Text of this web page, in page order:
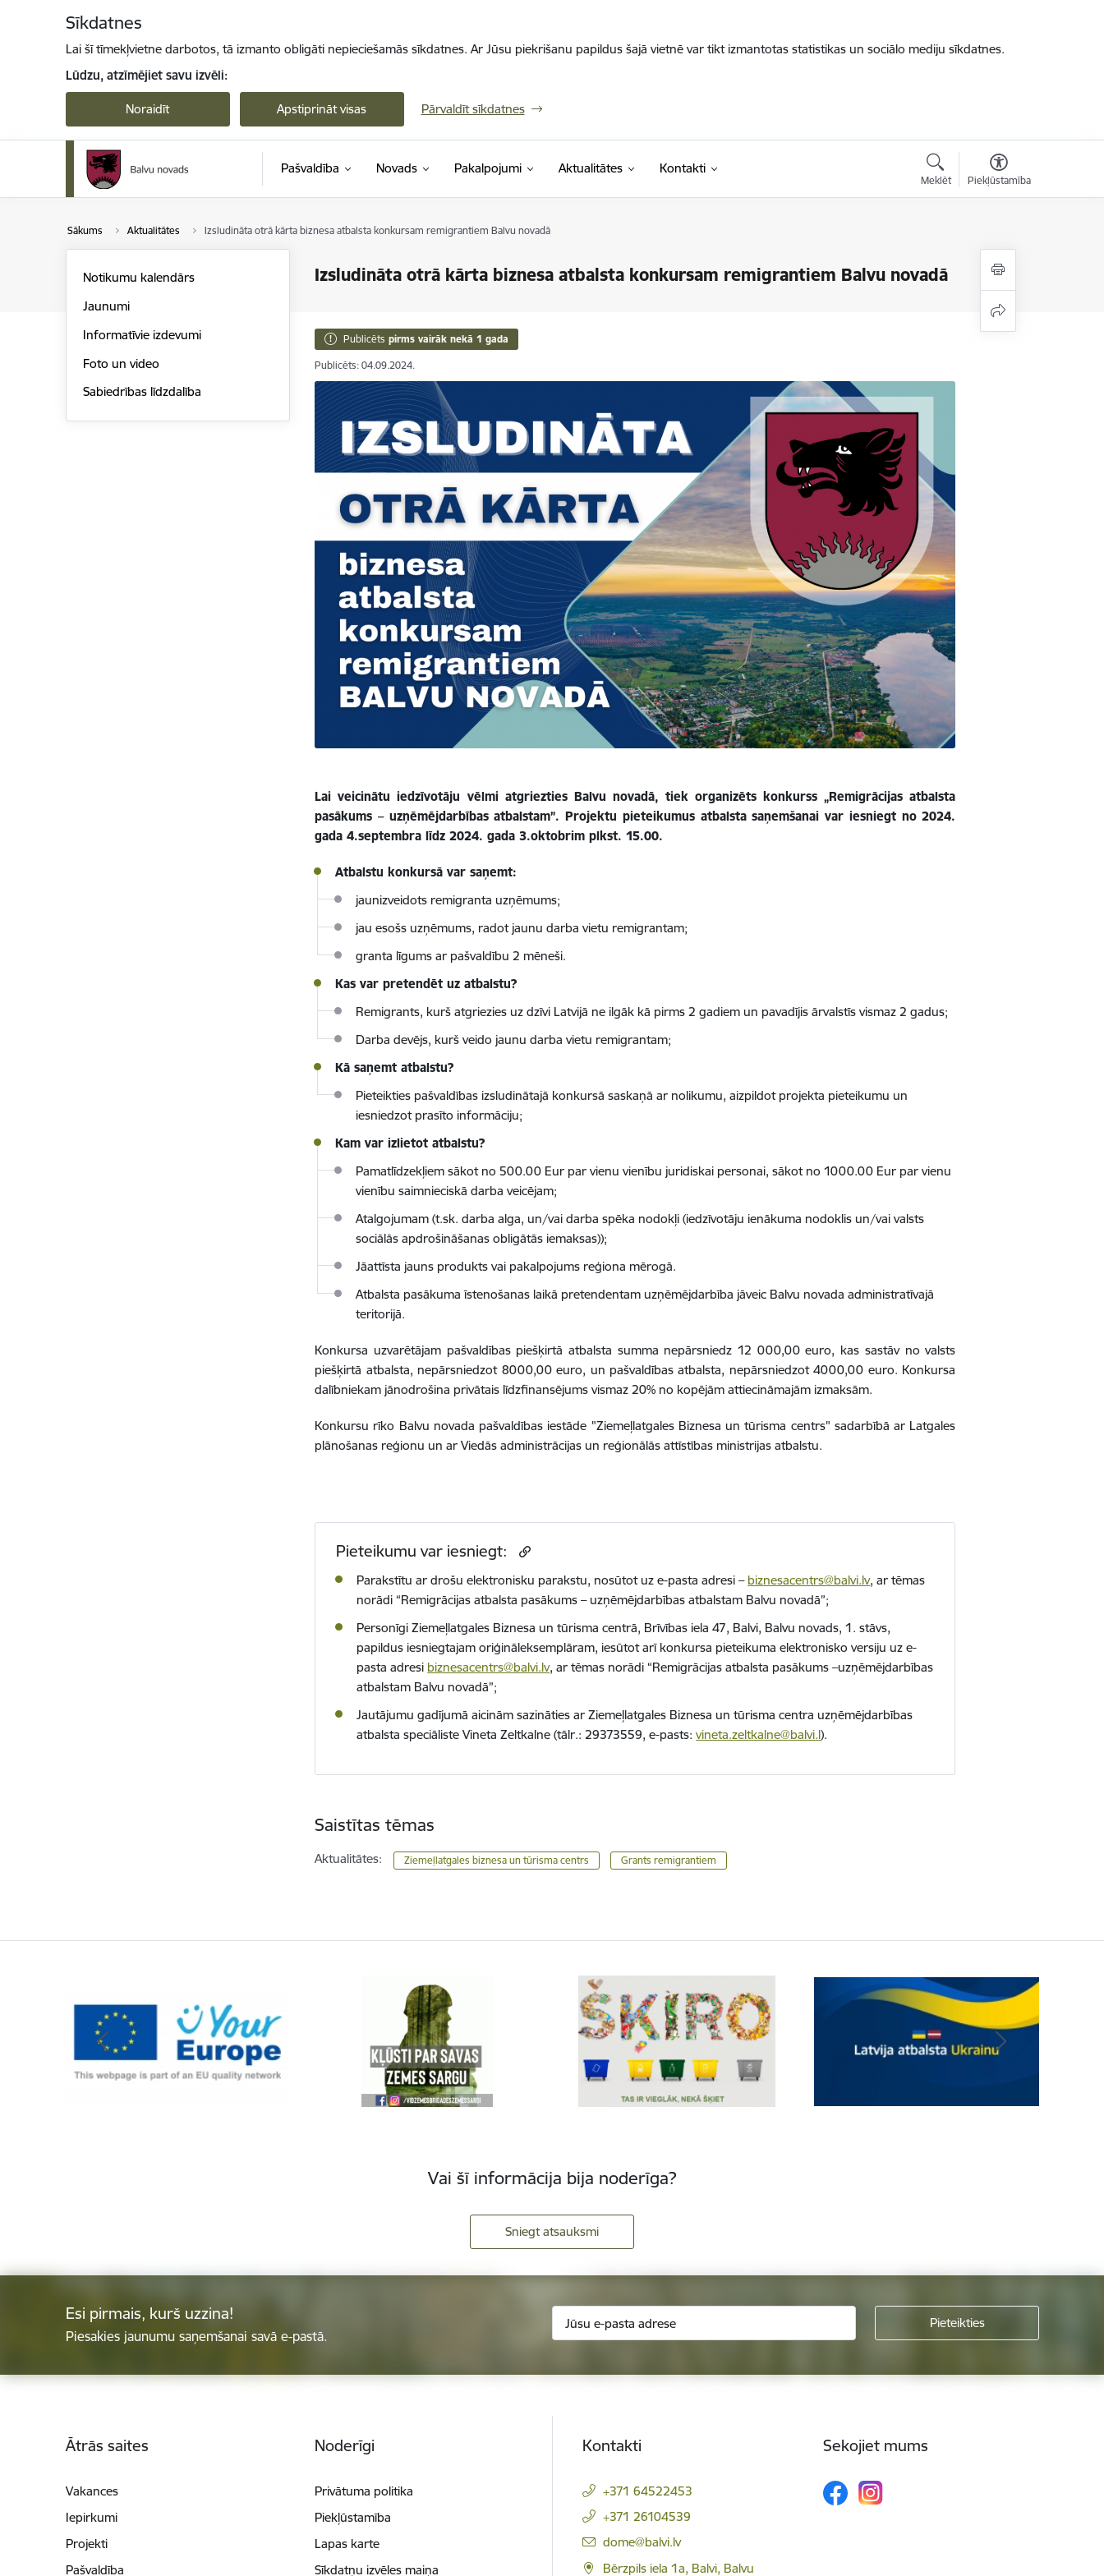
Sīkdatnes
Lai šī tīmekļvietne darbotos, tā izmanto obligāti nepieciešamās sīkdatnes. Ar Jūsu piekrišanu papildus šajā vietnē var tikt izmantotas statistikas un sociālo mediju sīkdatnes.
Lūdzu, atzīmējiet savu izvēli:
Noraidīt Apstiprināt visas Pārvaldīt sīkdatnes
Pašvaldība Novads Pakalpojumi Aktualitātes Kontakti
Meklēt Piekļūstamība
Sākums Aktualitātes Izsludināta otrā kārta biznesa atbalsta konkursam remigrantiem Balvu novadā
Izsludināta otrā kārta biznesa atbalsta konkursam remigrantiem Balvu novadā
Notikumu kalendārs
Jaunumi
Informatīvie izdevumi
Foto un video
Sabiedrības līdzdalība
Publicēts pirms vairāk nekā 1 gada
Publicēts: 04.09.2024.
Lai veicinātu iedzīvotāju vēlmi atgriezties Balvu novadā, tiek organizēts konkurss „Remigrācijas atbalsta
pasākums – uzņēmējdarbības atbalstam”. Projektu pieteikumus atbalsta saņemšanai var iesniegt no 2024.
gada 4.septembra līdz 2024. gada 3.oktobrim plkst. 15.00.
Atbalstu konkursā var saņemt:
jaunizveidots remigranta uzņēmums;
jau esošs uzņēmums, radot jaunu darba vietu remigrantam;
granta līgums ar pašvaldību 2 mēneši.
Kas var pretendēt uz atbalstu?
Remigrants, kurš atgriezies uz dzīvi Latvijā ne ilgāk kā pirms 2 gadiem un pavadījis ārvalstīs vismaz 2 gadus;
Darba devējs, kurš veido jaunu darba vietu remigrantam;
Kā saņemt atbalstu?
Pieteikties pašvaldības izsludinātajā konkursā saskaņā ar nolikumu, aizpildot projekta pieteikumu un
iesniedzot prasīto informāciju;
Kam var izlietot atbalstu?
Pamatlīdzekļiem sākot no 500.00 Eur par vienu vienību juridiskai personai, sākot no 1000.00 Eur par vienu
vienību saimnieciskā darba veicējam;
Atalgojumam (t.sk. darba alga, un/vai darba spēka nodokļi (iedzīvotāju ienākuma nodoklis un/vai valsts
sociālās apdrošināšanas obligātās iemaksas));
Jāattīsta jauns produkts vai pakalpojums reģiona mērogā.
Atbalsta pasākuma īstenošanas laikā pretendentam uzņēmējdarbība jāveic Balvu novada administratīvajā
teritorijā.
Konkursa uzvarētājam pašvaldības piešķirtā atbalsta summa nepārsniedz 12 000,00 euro, kas sastāv no valsts
piešķirtā atbalsta, nepārsniedzot 8000,00 euro, un pašvaldības atbalsta, nepārsniedzot 4000,00 euro. Konkursa
dalībniekam jānodrošina privātais līdzfinansējums vismaz 20% no kopējām attiecināmajām izmaksām.
Konkursu rīko Balvu novada pašvaldības iestāde "Ziemeļlatgales Biznesa un tūrisma centrs" sadarbībā ar Latgales
plānošanas reģionu un ar Viedās administrācijas un reģionālās attīstības ministrijas atbalstu.
Pieteikumu var iesniegt:
Parakstītu ar drošu elektronisku parakstu, nosūtot uz e-pasta adresi – biznesacentrs@balvi.lv, ar tēmas
norādi “Remigrācijas atbalsta pasākums – uzņēmējdarbības atbalstam Balvu novadā”;
Personīgi Ziemeļlatgales Biznesa un tūrisma centrā, Brīvības iela 47, Balvi, Balvu novads, 1. stāvs,
papildus iesniegtajam oriģināleksemplāram, iesūtot arī konkursa pieteikuma elektronisko versiju uz e-
pasta adresi biznesacentrs@balvi.lv, ar tēmas norādi “Remigrācijas atbalsta pasākums –uzņēmējdarbības
atbalstam Balvu novadā”;
Jautājumu gadījumā aicinām sazināties ar Ziemeļlatgales Biznesa un tūrisma centra uzņēmējdarbības
atbalsta speciāliste Vineta Zeltkalne (tālr.: 29373559, e-pasts:vineta.zeltkalne@balvi.l).
Saistītas tēmas
Aktualitātes: Ziemeļlatgales biznesa un tūrisma centrs Grants remigrantiem
Vai šī informācija bija noderīga?
Sniegt atsauksmi
Esi pirmais, kurš uzzina!
Piesakies jaunumu saņemšanai savā e-pastā.
Ātrās saites
Vakances
Iepirkumi
Projekti
Pašvaldība
Noderīgi
Privātuma politika
Piekļūstamība
Lapas karte
Sīkdatņu izvēles maiņa
Kontakti
+371 64522453
+371 26104539
E-pasts:
dome@balvi.lv
Bērzpils iela 1a, Balvi, Balvu
Sekojiet mums